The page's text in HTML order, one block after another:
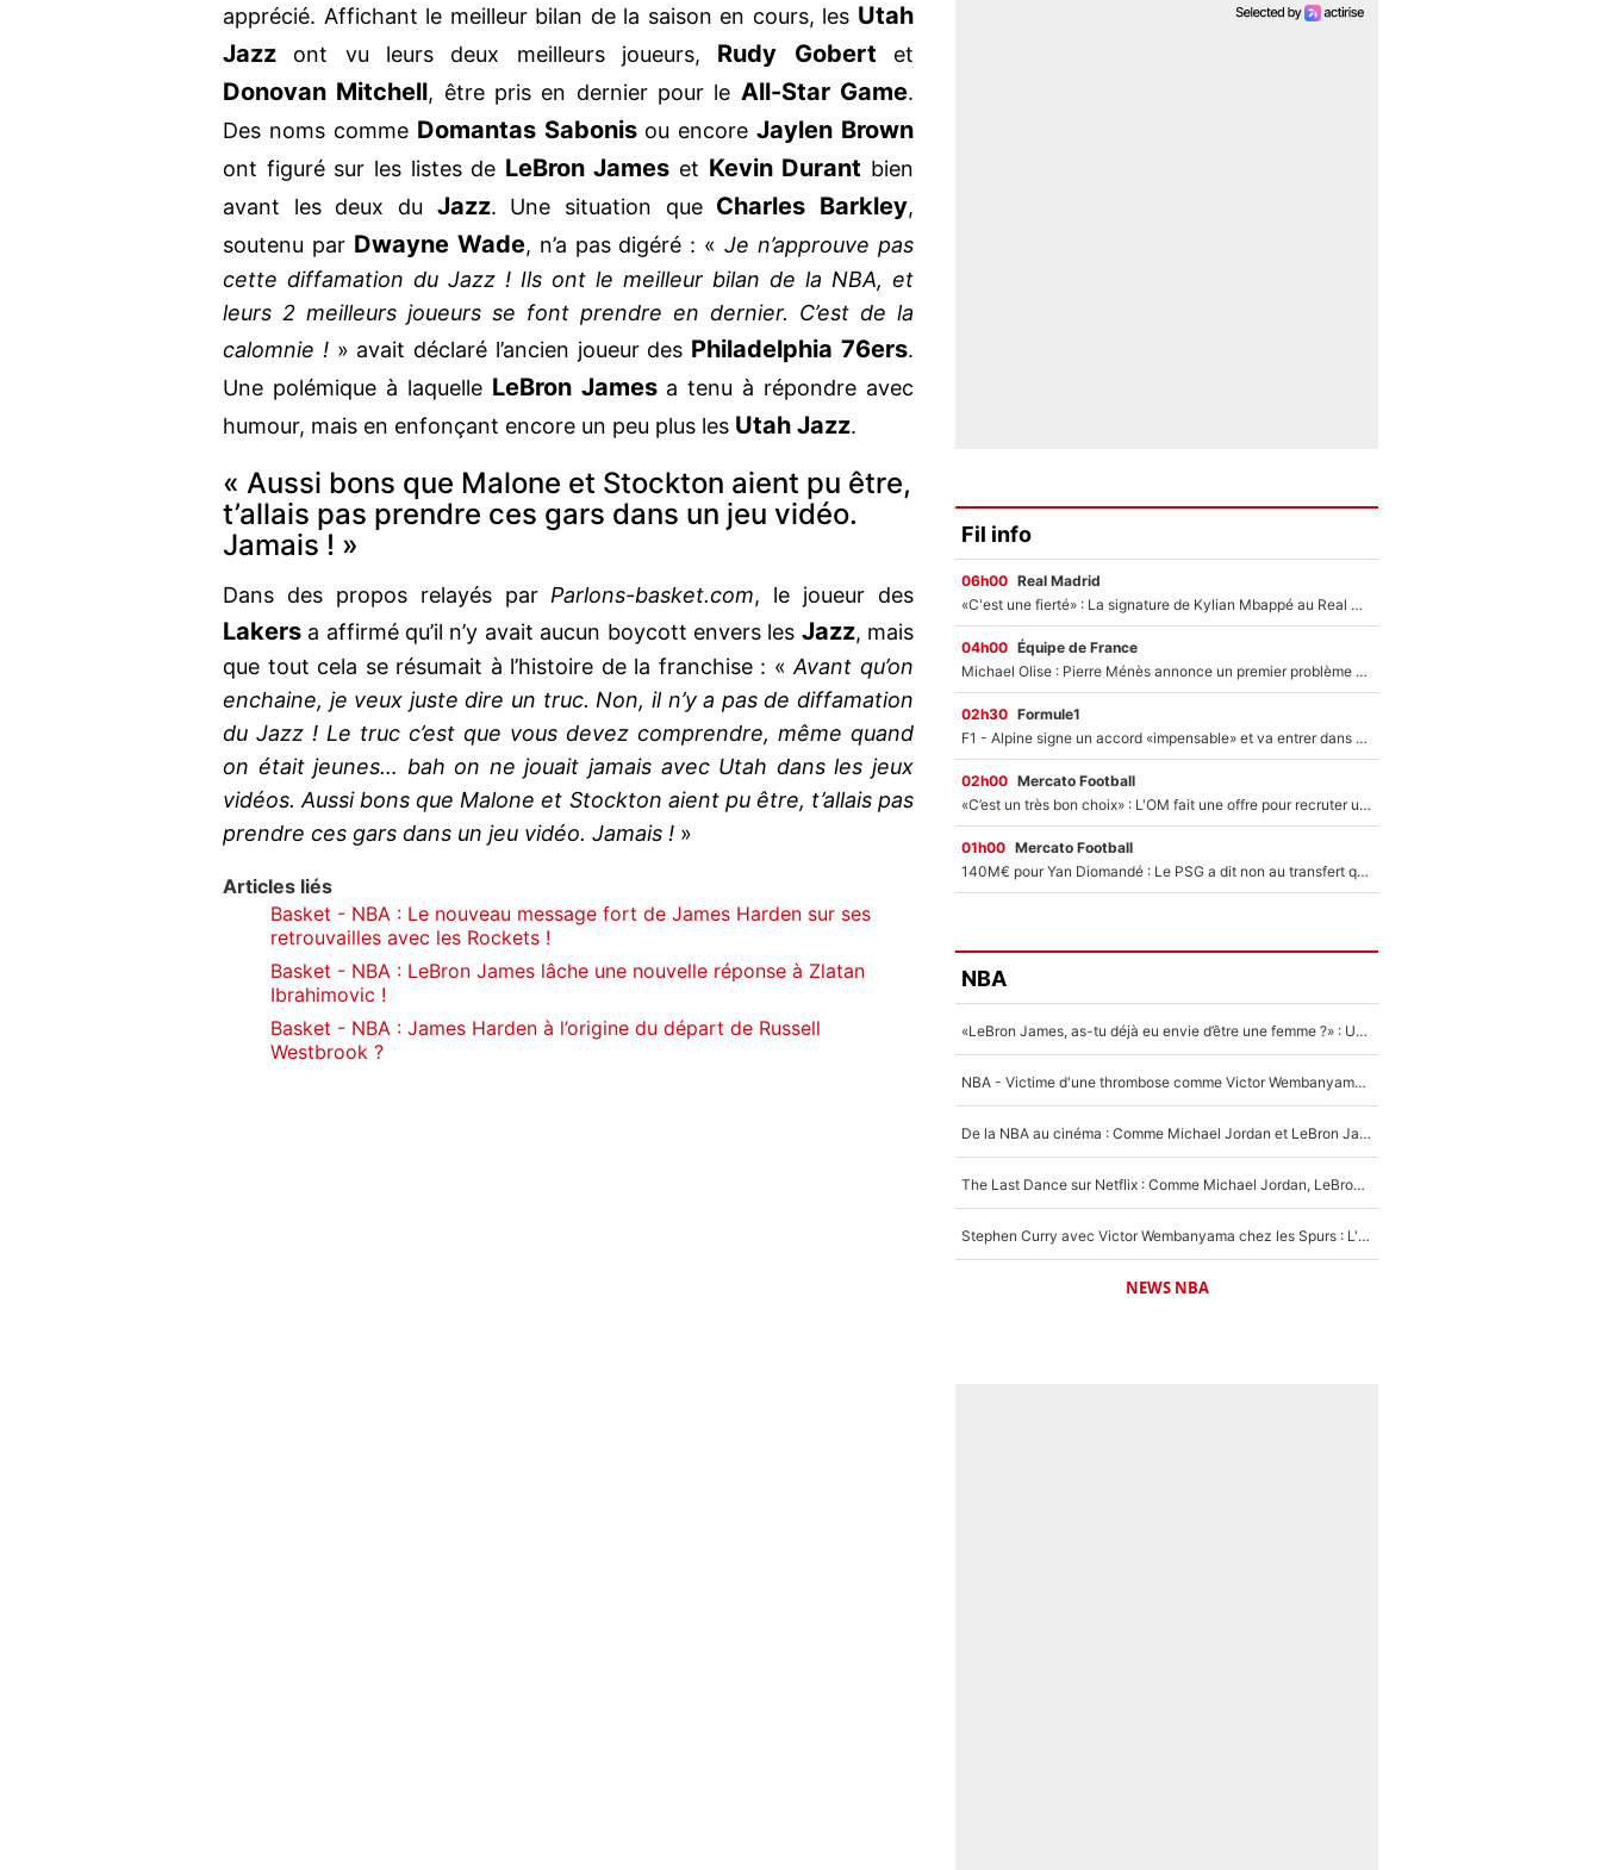
apprécié. Affichant le meilleur bilan de la saison en cours, les Utah
Jazz ont vu leurs deux meilleurs joueurs, Rudy Gobert et
Donovan Mitchell, être pris en dernier pour le All-Star Game.
Des noms comme Domantas Sabonisou encoreJaylen Brown
ont figuré sur les listes de LeBron James et Kevin Durant bien
avant les deux du Jazz. Une situation que Charles Barkley,
soutenu par Dwayne Wade, n’a pas digéré : «Je n’approuve pas
cette diffamation du Jazz ! Ils ont le meilleur bilan de la NBA, et
leurs 2 meilleurs joueurs se font prendre en dernier. C’est de la
calomnie !» avait déclaré l’ancien joueur des Philadelphia 76ers.
Une polémique à laquelle LeBron Jamesa tenu à répondre avec
humour, mais en enfonçant encore un peu plus les Utah Jazz.
« Aussi bons que Malone et Stockton aient pu être,
t’allais pas prendre ces gars dans un jeu vidéo.
Jamais ! »
Dans des propos relayés parParlons-basket.com, le joueur des
Lakers a affirmé qu’il n’y avait aucun boycott envers les Jazz, mais
que tout cela se résumait à l’histoire de la franchise : «Avant qu’on
enchaine, je veux juste dire un truc. Non, il n’y a pas de diffamation
du Jazz ! Le truc c’est que vous devez comprendre, même quand
on était jeunes… bah on ne jouait jamais avec Utah dans les jeux
vidéos. Aussi bons que Malone et Stockton aient pu être, t’allais pas
prendre ces gars dans un jeu vidéo. Jamais ! »
Articles liés
Basket - NBA : Le nouveau message fort de James Harden sur ses
retrouvailles avec les Rockets !
Basket - NBA : LeBron James lâche une nouvelle réponse à Zlatan
Ibrahimovic !
Basket - NBA : James Harden à l’origine du départ de Russell
Westbrook ?
Fil info
06h00 Real Madrid
«C'est une fierté» : La signature de Kylian Mbappé au Real Madrid continue de régaler l'Espagne
04h00 Équipe de France
Michael Olise : Pierre Ménès annonce un premier problème pour Zinedine Zidane en équipe de France
02h30 Formule1
F1 - Alpine signe un accord «impensable» et va entrer dans une nouvelle dimension : Grande nouvelle pour Pierre Gasly !
02h00 Mercato Football
«C’est un très bon choix» : L'OM fait une offre pour recruter un ancien joueur du PSG... et c'est validé dans l'After Foot !
01h00 Mercato Football
140M€ pour Yan Diomandé : Le PSG a dit non au transfert qui bat tous les records sur le mercato
NBA
«LeBron James, as-tu déjà eu envie d’être une femme ?» : Un dérapage de Donald Trump sur la superstar de la NBA refait surface
NBA - Victime d'une thrombose comme Victor Wembanyama, Chris Bosh prévient le Français des risques sur sa santé : «J’ai failli mourir sur le coup et j’ai été ramené à la vie»
De la NBA au cinéma : Comme Michael Jordan et LeBron James, Victor Wembanyama rêve d'une carrière d'acteur !
The Last Dance sur Netflix : Comme Michael Jordan, LeBron James va avoir le droit à sa série !
Stephen Curry avec Victor Wembanyama chez les Spurs : L'idée d'un trade historique est lancée en NBA !
NEWS NBA